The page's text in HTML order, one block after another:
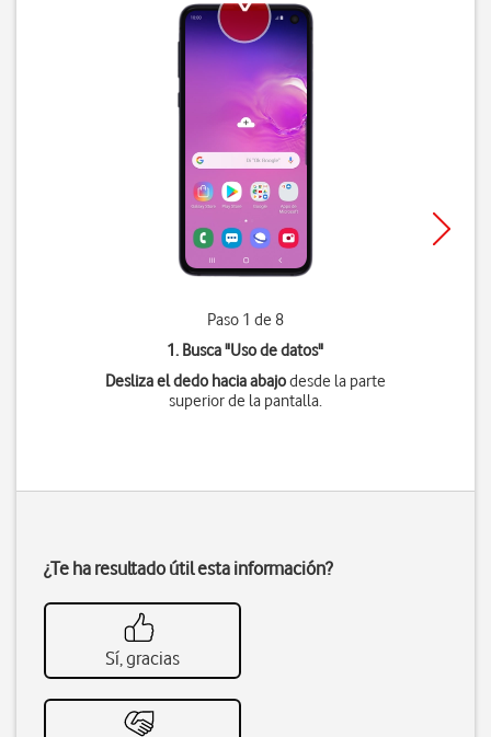
Paso 1 de 8
1. Busca "Uso de datos"
Desliza el dedo hacia abajodesde la parte
superior de la pantalla.
¿Te ha resultado útil esta información?
Sí, gracias